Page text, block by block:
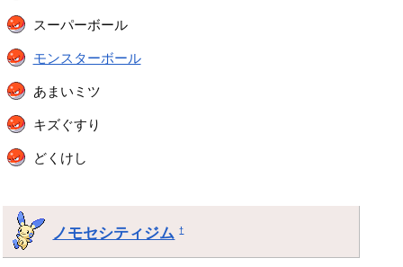
スーパーボール
モンスターボール
あまいミツ
キズぐすり
どくけし
ノモセシティジム †